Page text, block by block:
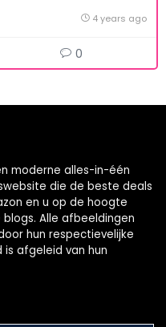
4 years ago
0
moderne alles-in-één
die de beste deals
en u op de hoogte
Alle afbeeldingen
hun respectievelijke
afgeleid van hun